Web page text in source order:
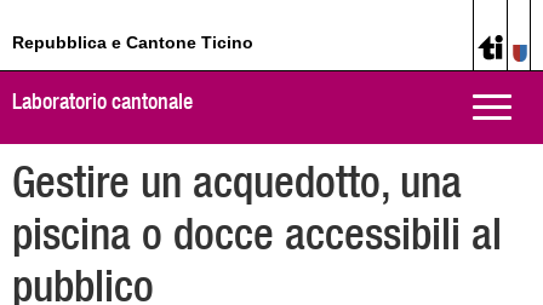
Repubblica e Cantone Ticino
Toggle
Laboratorio cantonale
Gestire un acquedotto, una
piscina o docce accessibili al
pubblico